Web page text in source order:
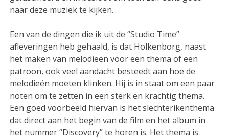
naar deze muziek te kijken.
Een van de dingen die ik uit de “Studio Time”
afleveringen heb gehaald, is dat Holkenborg, naast
het maken van melodieën voor een thema of een
patroon, ook veel aandacht besteedt aan hoe de
melodieën moeten klinken. Hij is in staat om een paar
noten om te zetten in een sterk en krachtig thema.
Een goed voorbeeld hiervan is het slechterikenthema
dat direct aan het begin van de film en het album in
het nummer “Discovery” te horen is. Het thema is